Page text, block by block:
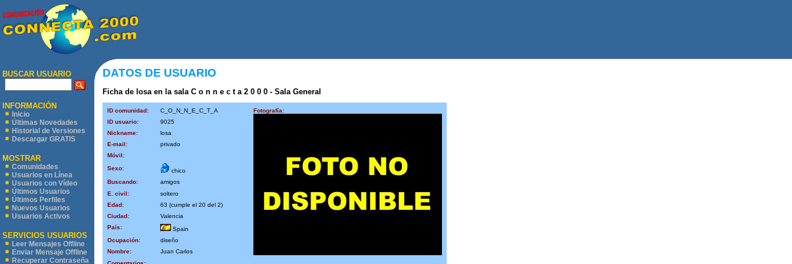
BUSCAR USUARIO
INFORMACIÓN
Inicio
Últimas Novedades
Historial de Versiones
Descargar GRATIS
MOSTRAR
Comunidades
Usuarios en Línea
Usuarios con Vídeo
Últimos Usuarios
Últimos Perfiles
Nuevos Usuarios
Usuarios Activos
SERVICIOS USUARIOS
Leer Mensajes Offline
Enviar Mensaje Offline
Recuperar Contraseña
DATOS DE USUARIO
Ficha de losa en la sala C o n n e c t a 2 0 0 0 - Sala General
ID comunidad: C_O_N_N_E_C_T_A
Fotografía:
ID usuario:
9025
Nickname:
losa
E-mail:
privado
Móvil:
Sexo:
chico
Buscando:
amigos
E. civil:
soltero
Edad:
63 (cumple el 20 del 2)
Ciudad:
Valencia
País:
Spain
Ocupación:
diseño
Nombre:
Juan Carlos